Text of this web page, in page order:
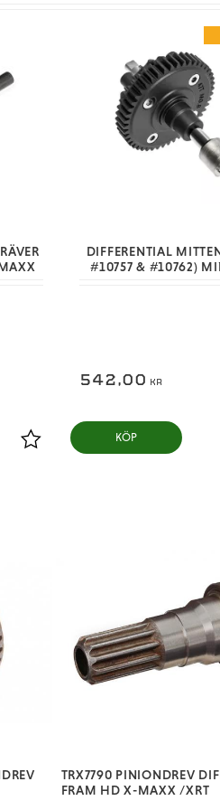
Lägg till i favoriter
DIFFERENTIAL
#10757 & #10762)
542,00 KR
KÖP
TRX7790 PINIONDREV
FRAM HD X-MAXX /XRT